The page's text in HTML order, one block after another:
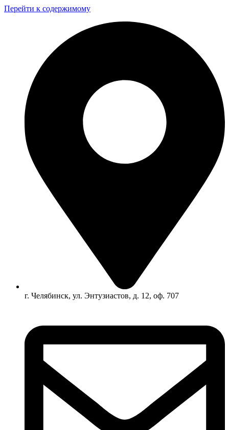
Перейти к содержимому
г. Челябинск, ул. Энтузиастов, д. 12, оф. 707